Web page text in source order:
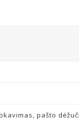
pašto